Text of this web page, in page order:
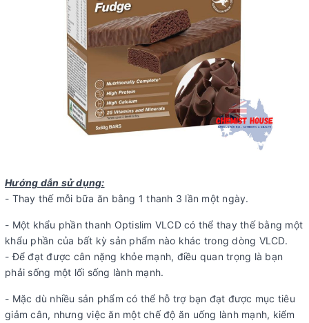
Hướng dẫn sử dụng:
- Thay thế mỗi bữa ăn bằng 1 thanh 3 lần một ngày.
- Một khẩu phần thanh Optislim VLCD có thể thay thế bằng một
khẩu phần của bất kỳ sản phẩm nào khác trong dòng VLCD.
- Để đạt được cân nặng khỏe mạnh, điều quan trọng là bạn
phải sống một lối sống lành mạnh.
- Mặc dù nhiều sản phẩm có thể hỗ trợ bạn đạt được mục tiêu
giảm cân, nhưng việc ăn một chế độ ăn uống lành mạnh, kiểm